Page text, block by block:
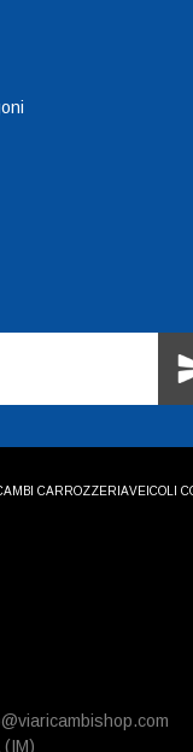
CARROZZERIAVEICOLI
(IM)